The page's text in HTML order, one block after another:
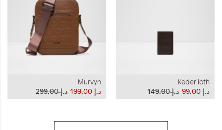
Kederiloth
د.إ‏ 149.00
د.إ‏ 99.00
Murvyn
د.إ‏ 299.00
د.إ‏ 199.00